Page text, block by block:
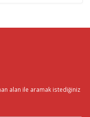
alan ile aramak istediğiniz